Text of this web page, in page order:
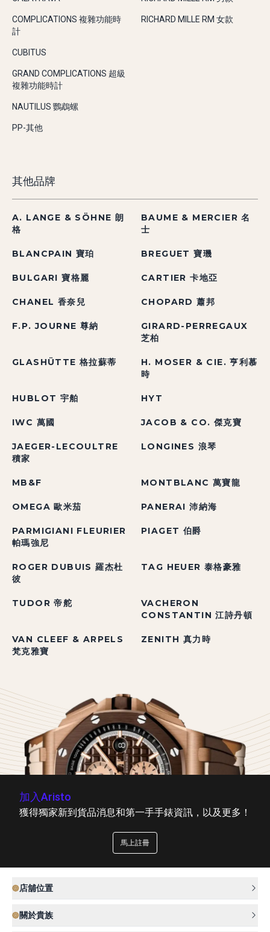
COMPLICATIONS 複雜功能時
計
CUBITUS
GRAND COMPLICATIONS 超級
複雜功能時計
NAUTILUS 鸚鵡螺
PP-其他
RICHARD MILLE RM 女款
其他品牌
A. LANGE & SÖHNE 朗
格
BAUME & MERCIER 名
士
BLANCPAIN 寶珀 BREGUET 寶璣
BULGARI 寶格麗 CARTIER 卡地亞
CHANEL 香奈兒 CHOPARD 蕭邦
F.P. JOURNE 尊納
GIRARD-PERREGAUX
芝柏
GLASHÜTTE 格拉蘇蒂
H. MOSER & CIE. 亨利慕
時
HUBLOT 宇舶 HYT
IWC 萬國 JACOB & CO. 傑克寶
JAEGER-LECOULTRE
積家
LONGINES 浪琴
MB&F MONTBLANC 萬寶龍
OMEGA 歐米茄 PANERAI 沛納海
PARMIGIANI FLEURIER
帕瑪強尼
PIAGET 伯爵
ROGER DUBUIS 羅杰杜
彼
TAG HEUER 泰格豪雅
TUDOR 帝舵
VACHERON
CONSTANTIN 江詩丹頓
VAN CLEEF & ARPELS
梵克雅寶
ZENITH 真力時
加入Aristo
獲得獨家新到貨品消息和第一手手錶資訊，以及更多！
馬上註冊
店舖位置
關於貴族